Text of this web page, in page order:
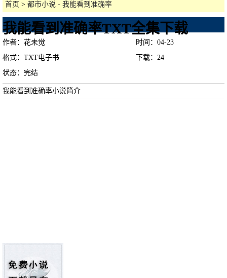
首页 > 都市小说 - 我能看到准确率
我能看到准确率TXT全集下载
作者：花未觉
时间：04-23
格式：TXT电子书
下载： 24
状态：完结
我能看到准确率小说简介